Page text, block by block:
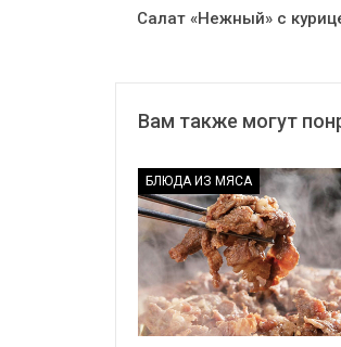
Салат «Нежный» с
Вам также могут
БЛЮДА ИЗ МЯСА